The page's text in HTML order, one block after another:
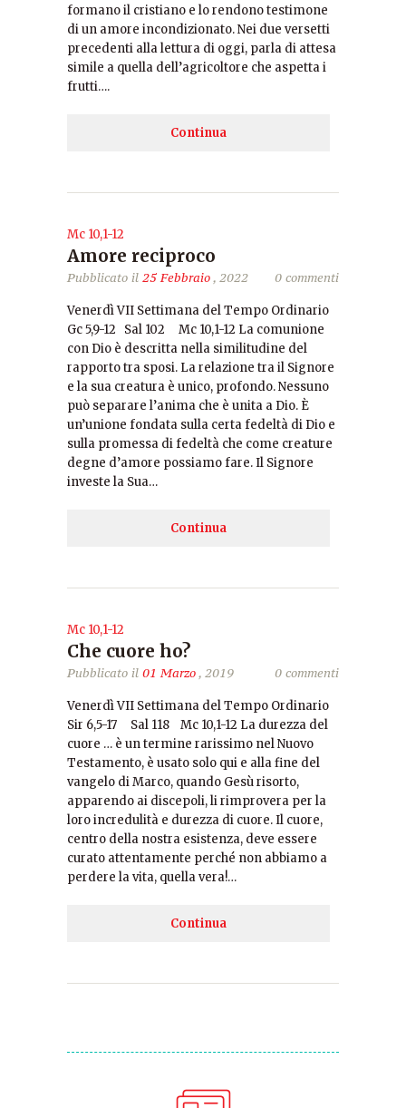
formano il cristiano e lo rendono testimone
di un amore incondizionato. Nei due versetti
precedenti alla lettura di oggi, parla di attesa
simile a quella dell’agricoltore che aspetta i
frutti….
Continua
Mc 10,1-12
Amore reciproco
Pubblicato il 25 Febbraio, 2022 0 commenti
Venerdì VII Settimana del Tempo Ordinario
Gc 5,9-12 Sal 102 Mc 10,1-12 La comunione
con Dio è descritta nella similitudine del
rapporto tra sposi. La relazione tra il Signore
e la sua creatura è unico, profondo. Nessuno
può separare l’anima che è unita a Dio. È
un’unione fondata sulla certa fedeltà di Dio e
sulla promessa di fedeltà che come creature
degne d’amore possiamo fare. Il Signore
investe la Sua…
Continua
Mc 10,1-12
Che cuore ho?
Pubblicato il 01 Marzo, 2019 0 commenti
Venerdì VII Settimana del Tempo Ordinario
Sir 6,5-17 Sal 118 Mc 10,1-12 La durezza del
cuore … è un termine rarissimo nel Nuovo
Testamento, è usato solo qui e alla fine del
vangelo di Marco, quando Gesù risorto,
apparendo ai discepoli, li rimprovera per la
loro incredulità e durezza di cuore. Il cuore,
centro della nostra esistenza, deve essere
curato attentamente perché non abbiamo a
perdere la vita, quella vera!…
Continua